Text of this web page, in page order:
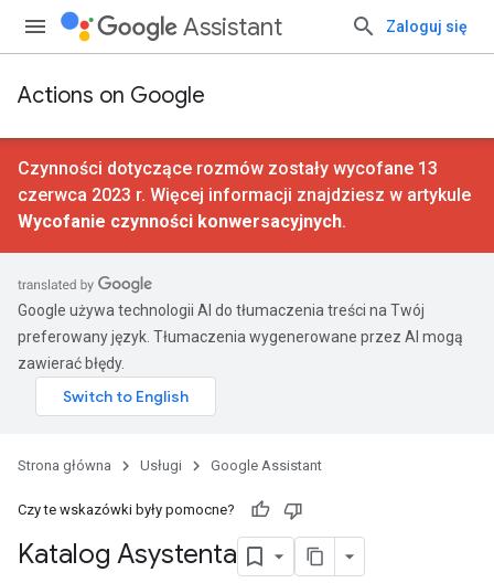
Assistant Zaloguj się
Actions on Google
Czynności dotyczące rozmów zostały wycofane 13
czerwca 2023 r. Więcej informacji znajdziesz w artykule
Wycofanie czynności konwersacyjnych.
Google używa technologii AI do tłumaczenia treści na Twój
preferowany język. Tłumaczenia wygenerowane przez AI mogą
zawierać błędy.
Strona główna Usługi Google Assistant
Czy te wskazówki były pomocne?
Katalog Asystenta